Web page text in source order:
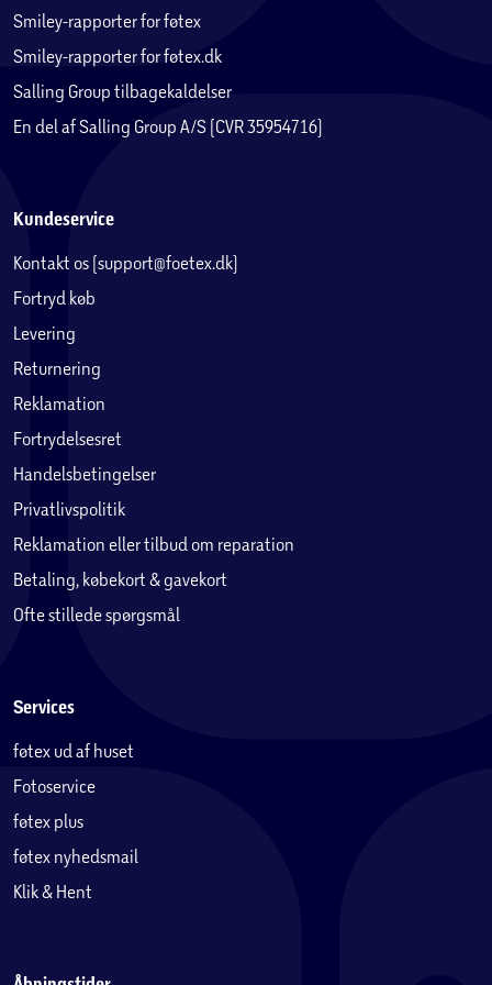
4 brugerdefinerede programmer
Wattprogram, kropsfedtprogram og fitness-test
Justerbar komfortsadel (lodret og vandret)
Justerbart styr og sadelvinkel
Bluetooth og Kinomap-kompatibel
Mål og levering
Opslået størrelse: 110 x 52 x 138 cm
Leveres i 1 kasse
Smiley-rapporter for føtex
Smiley-rapporter for føtex.dk
Salling Group tilbagekaldelser
En del af Salling Group A/S (CVR 35954716)
Kundeservice
Kontakt os (support@foetex.dk)
Fortryd køb
Levering
Returnering
Reklamation
Fortrydelsesret
Handelsbetingelser
Privatlivspolitik
Reklamation eller tilbud om reparation
Betaling, købekort & gavekort
Ofte stillede spørgsmål
Services
føtex ud af huset
Fotoservice
føtex plus
føtex nyhedsmail
Klik & Hent